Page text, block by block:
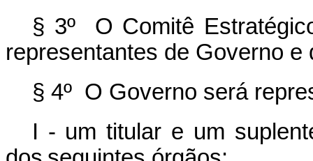
§ 3º O Comitê
representantes de Governo e
§ 4º O Governo será
I - um titular e um